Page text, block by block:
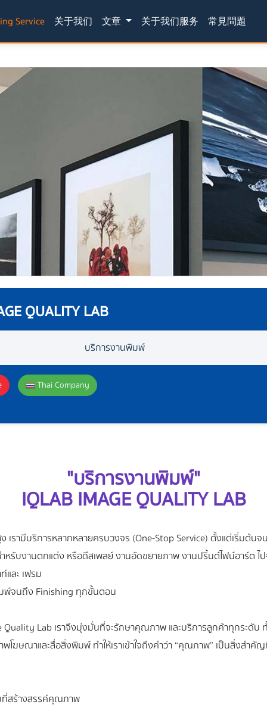
Service(current)
关于我们 文章 关于我们服务 常見問題
QUALITY LAB
บริการงานพิมพ์
Thai Company
"บริการงานพิมพ์"
IQLAB IMAGE QUALITY LAB
บริการหลากหลายครบวงจร (One-Stop Service) ตั้งแต่เริ่มต้นจน
บงานตกแต่ง หรือดีสเพลย์ งานอัดขยายภาพ งานปริ้นต์ไฟน์อาร์ต
และ เฟรม
พ์จนถึง Finishing ทุกขั้นตอน
Lab เราจึงมุ่งมั่นที่จะรักษาคุณภาพ และบริการลูกค้าทุกระดับ
ฆษณาและสื่อสิ่งพิมพ์ ทำให้เราเข้าใจถึงคำว่า “คุณภาพ” เป็นสิ่งสำคั
ที่สร้างสรรค์คุณภาพ